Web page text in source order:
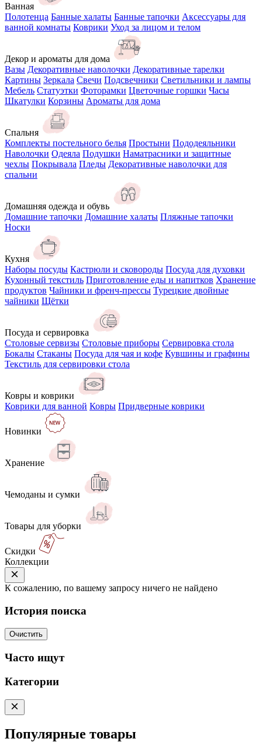
Ванная
Полотенца Банные халаты Банные тапочки Аксессуары для
ванной комнаты Коврики Уход за лицом и телом
Декор и ароматы для дома
Вазы Декоративные наволочки Декоративные тарелки
Картины Зеркала Свечи Подсвечники Светильники и лампы
Мебель Статуэтки Фоторамки Цветочные горшки Часы
Шкатулки Корзины Ароматы для дома
Спальня
Комплекты постельного белья Простыни Пододеяльники
Наволочки Одеяла Подушки Наматрасники и защитные
чехлы Покрывала Пледы Декоративные наволочки для
спальни
Домашняя одежда и обувь
Домашние тапочки Домашние халаты Пляжные тапочки
Носки
Кухня
Наборы посуды Кастрюли и сковороды Посуда для духовки
Кухонный текстиль Приготовление еды и напитков Хранение
продуктов Чайники и френч-прессы Турецкие двойные
чайники Щётки
Посуда и сервировка
Столовые сервизы Столовые приборы Сервировка стола
Бокалы Стаканы Посуда для чая и кофе Кувшины и графины
Текстиль для сервировки стола
Ковры и коврики
Коврики для ванной Ковры Придверные коврики
Новинки
Хранение
Чемоданы и сумки
Товары для уборки
Скидки
Коллекции
К сожалению, по вашему запросу ничего не найдено
История поиска
Очистить
Часто ищут
Категории
Популярные товары